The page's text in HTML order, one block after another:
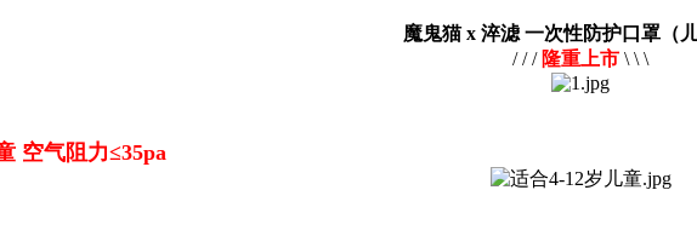
魔鬼猫 x 淬滤 一次性防护口罩（儿
/ / / 隆重上市 \ \ \
空气阻力≤35pa